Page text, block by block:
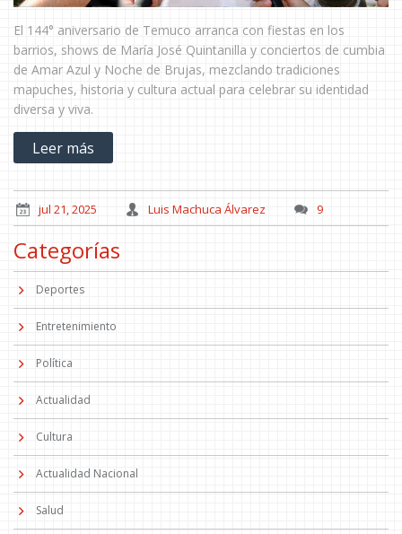
El 144° aniversario de Temuco arranca con fiestas en los
barrios, shows de María José Quintanilla y conciertos de cumbia
de Amar Azul y Noche de Brujas, mezclando tradiciones
mapuches, historia y cultura actual para celebrar su identidad
diversa y viva.
Leer más
jul 21, 2025 Luis Machuca Álvarez 9
Categorías
Deportes
Entretenimiento
Política
Actualidad
Cultura
Actualidad Nacional
Salud